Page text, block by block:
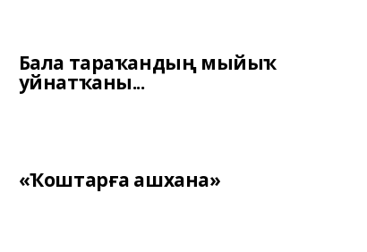
Бала тараҡандың мыйыҡ
уйнатҡаны...
«Ҡоштарға ашхана»